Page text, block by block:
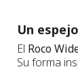
Un
El Roco
Su forma